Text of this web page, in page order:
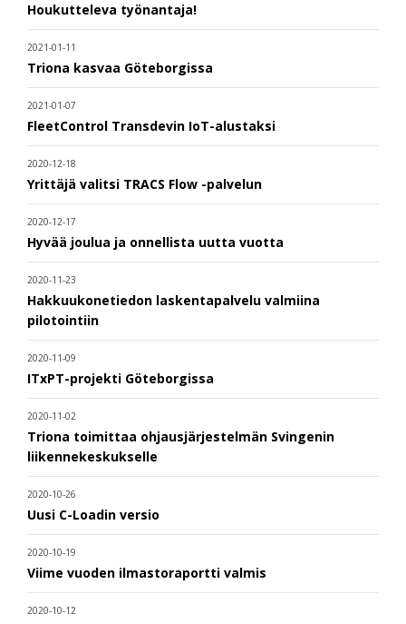
Houkutteleva työnantaja!
2021-01-11
Triona kasvaa Göteborgissa
2021-01-07
FleetControl Transdevin IoT-alustaksi
2020-12-18
Yrittäjä valitsi TRACS Flow -palvelun
2020-12-17
Hyvää joulua ja onnellista uutta vuotta
2020-11-23
Hakkuukonetiedon laskentapalvelu valmiina
pilotointiin
2020-11-09
ITxPT-projekti Göteborgissa
2020-11-02
Triona toimittaa ohjausjärjestelmän Svingenin
liikennekeskukselle
2020-10-26
Uusi C-Loadin versio
2020-10-19
Viime vuoden ilmastoraportti valmis
2020-10-12